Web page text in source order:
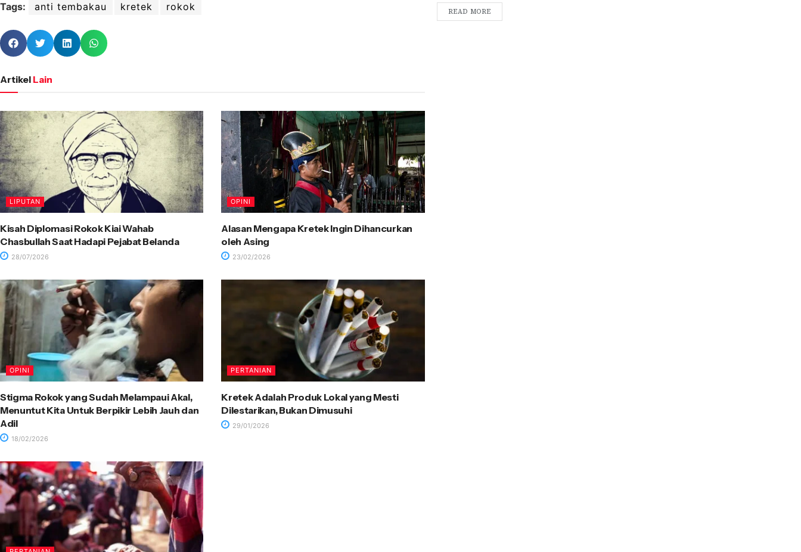
Tags: anti tembakau kretek rokok
Artikel Lain
LIPUTAN
Kisah Diplomasi Rokok Kiai Wahab
Chasbullah Saat Hadapi Pejabat Belanda
28/07/2026
OPINI
Alasan Mengapa Kretek Ingin Dihancurkan
oleh Asing
23/02/2026
OPINI
Stigma Rokok yang Sudah Melampaui Akal,
Menuntut Kita Untuk Berpikir Lebih Jauh dan
Adil
18/02/2026
PERTANIAN
Kretek Adalah Produk Lokal yang Mesti
Dilestarikan, Bukan Dimusuhi
29/01/2026
READ MORE